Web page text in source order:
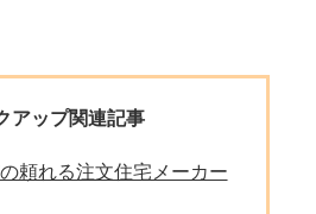
アップ関連記事
頼れる注文住宅メーカー